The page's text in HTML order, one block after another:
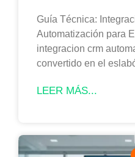
Guía Técnica:
Automatización para
integracion crm
convertido en el
LEER MÁS...